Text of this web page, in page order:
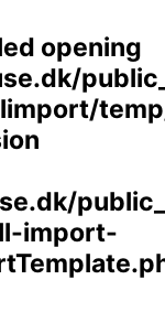
opening
import-